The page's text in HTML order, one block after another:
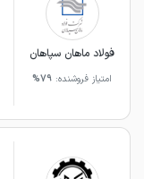
فولاد ماهان سپاهان
امتیاز فروشنده: 79%